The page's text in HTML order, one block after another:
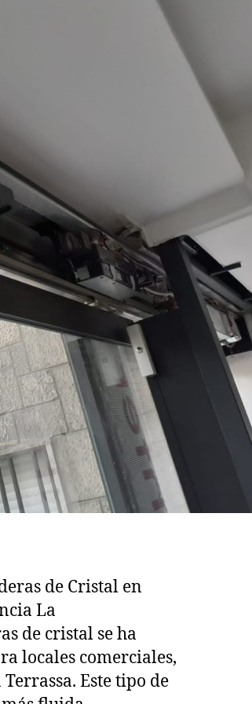
de Cristal en
La
de cristal se ha
locales comerciales,
Este tipo de